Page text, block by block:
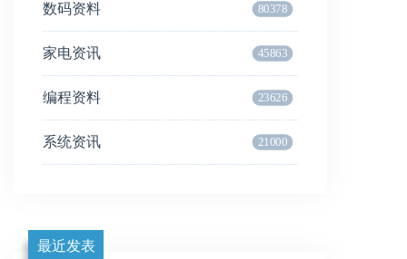
数码资料 80378
家电资讯 45863
编程资料 23626
系统资讯 21000
最近发表